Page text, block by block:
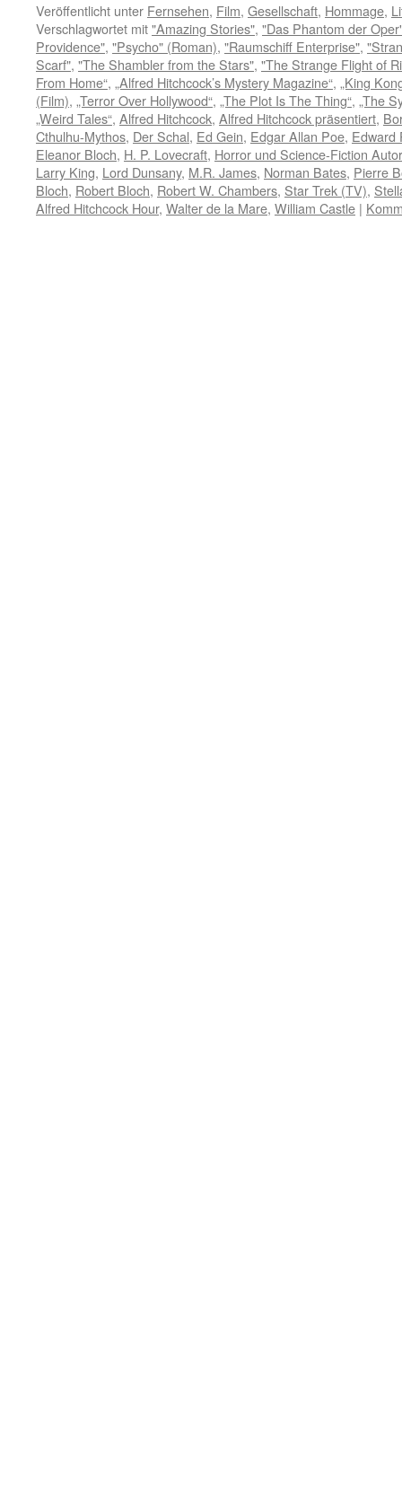
Veröffentlicht unter Fernsehen, Film, Gesellschaft, Hommage,
Verschlagwortet mit"Amazing Stories", "Das Phantom der
Providence", "Psycho" (Roman), "Raumschiff Enterprise",
Scarf", "The Shambler from the Stars", "The Strange Flight of
From Home“, „Alfred Hitchcock’s Mystery Magazine“, „King
(Film), „Terror Over Hollywood“, „The Plot Is The Thing“, „The
„Weird Tales“, Alfred Hitchcock, Alfred Hitchcock präsentiert,
Cthulhu-Mythos, Der Schal, Ed Gein, Edgar Allan Poe, Edward
Eleanor Bloch, H. P. Lovecraft, Horror und Science-Fiction Autor
Larry King, Lord Dunsany, M.R. James, Norman Bates, Pierre
Bloch, Robert Bloch, Robert W. Chambers, Star Trek (TV),
Alfred Hitchcock Hour, Walter de la Mare, William Castle |